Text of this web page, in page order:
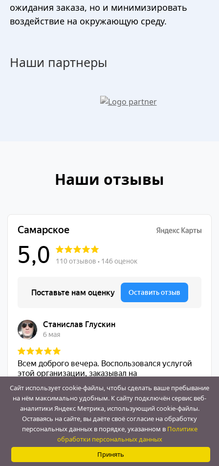
ожидания заказа, но и минимизировать
воздействие на окружающую среду.
Наши партнеры
Наши отзывы
Принять
Сайт использует cookie-файлы, чтобы сделать ваше пребывание
на нём максимально удобным. К cайту подключён сервис веб-
аналитики Яндекс Метрика, использующий cookie-файлы.
Оставаясь на сайте, вы даёте своё согласие на обработку
персональных данных в порядке, указанном в Политике
обработки персональных данных
Contact